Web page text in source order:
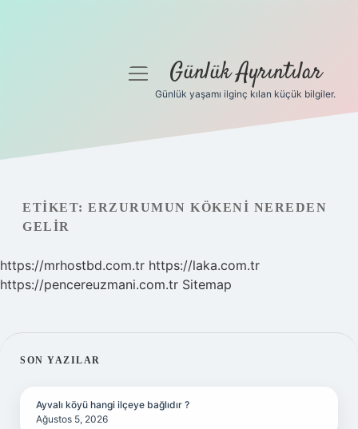
Gizlilik Politikası
Hakkımızda
menüyüGünlük Ayrıntılar
Günlük yaşamı ilginç kılan küçük bilgiler.
ETIKET: ERZURUMUN KÖKENI NEREDEN
GELIR
https://mrhostbd.com.tr https://laka.com.tr
https://pencereuzmani.com.tr Sitemap
SIDEBAR
SON YAZILAR
Ayvalı köyü hangi ilçeye bağlıdır ?
Ağustos 5, 2026